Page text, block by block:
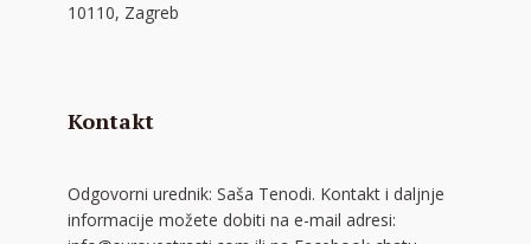
10110, Zagreb
Kontakt
Odgovorni urednik: Saša Tenodi. Kontakt i daljnje
informacije možete dobiti na e-mail adresi: